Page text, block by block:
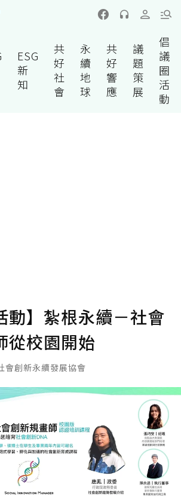
ESG
新
知
共
好
社
會
永
續
地
球
共
好
響
應
議
題
策
展
倡
議
圈
活
動
動】紮根永續－社會
從校園開始
會創新永續發展協會